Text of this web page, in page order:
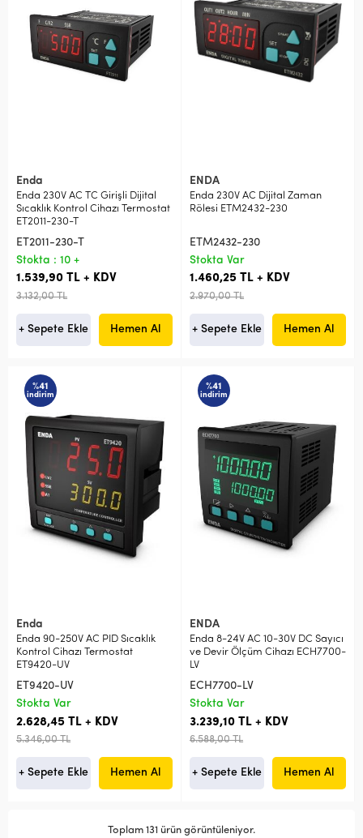
Enda
Enda 230V AC TC Girişli Dijital
Sıcaklık Kontrol Cihazı Termostat
ET2011-230-T
ET2011-230-T
Stokta : 10 +
1.539,90 TL + KDV
3.132,00 TL
+ Sepete Ekle Hemen Al
ENDA
Enda 230V AC Dijital Zaman
Rölesi ETM2432-230
ETM2432-230
Stokta Var
1.460,25 TL + KDV
2.970,00 TL
+ Sepete Ekle Hemen Al
%41
indirim
Enda
Enda 90-250V AC PID Sıcaklık
Kontrol Cihazı Termostat
ET9420-UV
ET9420-UV
Stokta Var
2.628,45 TL + KDV
5.346,00 TL
+ Sepete Ekle Hemen Al
%41
indirim
ENDA
Enda 8-24V AC 10-30V DC Sayıcı
ve Devir Ölçüm Cihazı ECH7700-
LV
ECH7700-LV
Stokta Var
3.239,10 TL + KDV
6.588,00 TL
+ Sepete Ekle Hemen Al
Toplam 131 ürün görüntüleniyor.